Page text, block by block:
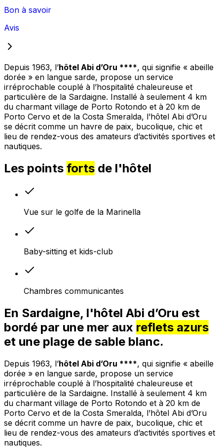
Bon à savoir
Avis
Depuis 1963, l’hôtel Abi d’Oru ****, qui signifie « abeille
dorée » en langue sarde, propose un service
irréprochable couplé à l’hospitalité chaleureuse et
particulière de la Sardaigne. Installé à seulement 4 km
du charmant village de Porto Rotondo et à 20 km de
Porto Cervo et de la Costa Smeralda, l’hôtel Abi d’Oru
se décrit comme un havre de paix, bucolique, chic et
lieu de rendez-vous des amateurs d’activités sportives et
nautiques.
Les points forts de l'hôtel
Vue sur le golfe de la Marinella
Baby-sitting et kids-club
Chambres communicantes
En Sardaigne, l'hôtel Abi d’Oru est
bordé par une mer aux reflets azurs
et une plage de sable blanc.
Depuis 1963, l’hôtel Abi d’Oru ****, qui signifie « abeille
dorée » en langue sarde, propose un service
irréprochable couplé à l’hospitalité chaleureuse et
particulière de la Sardaigne. Installé à seulement 4 km
du charmant village de Porto Rotondo et à 20 km de
Porto Cervo et de la Costa Smeralda, l’hôtel Abi d’Oru
se décrit comme un havre de paix, bucolique, chic et
lieu de rendez-vous des amateurs d’activités sportives et
nautiques.